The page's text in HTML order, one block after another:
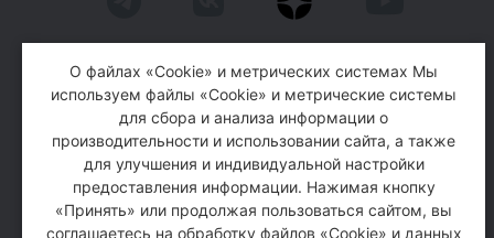
АО «ПМСОФТ» является организатором
конференции
© Группа компаний «ПМСОФТ», 1993-2026
Политика обработки персональных данных
О файлах «Cookie» и метрических системах Мы
используем файлы «Cookie» и метрические системы
для сбора и анализа информации о
производительности и использовании сайта, а также
для улучшения и индивидуальной настройки
предоставления информации. Нажимая кнопку
«Принять» или продолжая пользоваться сайтом, вы
соглашаетесь на обработку файлов «Cookie» и данных